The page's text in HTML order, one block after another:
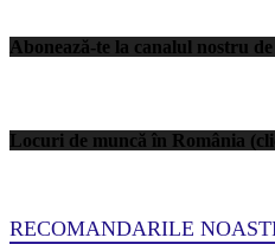
Abonează-te la canalul nostru
Locuri de muncă în România
RECOMANDARILE